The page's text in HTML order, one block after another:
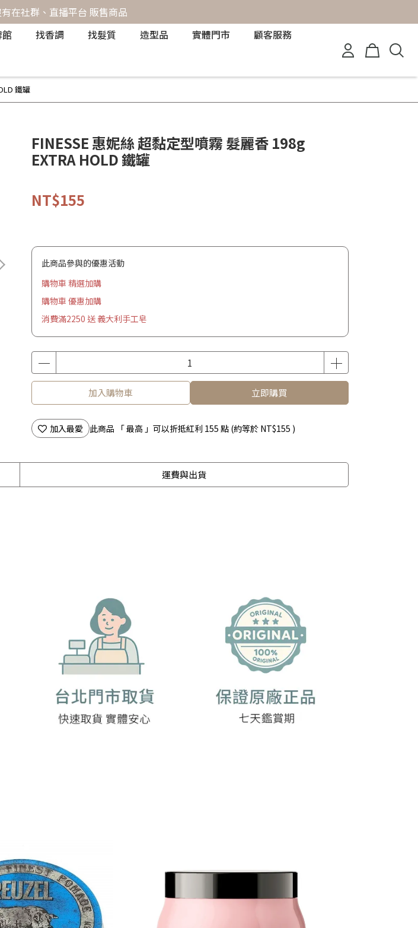
在社群、直播平台 販售商品
找香調 找髮質 造型品 實體門市 顧客服務
鐵罐
FINESSE 惠妮絲 超黏定型噴霧 髮麗香 198g
EXTRA HOLD 鐵罐
NT$155
此商品參與的優惠活動
購物車 精選加購
購物車 優惠加購
消費滿2250 送 義大利手工皂
加入購物車 立即購買
加入最愛 此商品 「 最高 」可以折抵紅利 155 點 (約等於 NT$155 )
運費與出貨